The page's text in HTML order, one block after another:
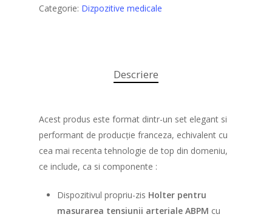
Categorie: Dizpozitive medicale
Descriere
Acest produs este format dintr-un set elegant si
performant de producție franceza, echivalent cu
cea mai recenta tehnologie de top din domeniu,
ce include, ca si componente :
Dispozitivul propriu-zis Holter pentru
masurarea tensiunii arteriale ABPM cu
Acasa
Produse
Instrumentar medical
Paturi spital
Despre noi
Contact